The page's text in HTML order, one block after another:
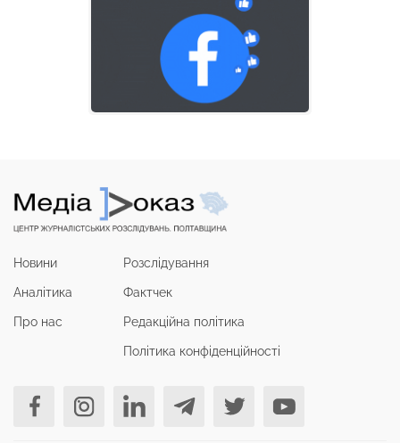
Новини
Аналітика
Про нас
Розслідування
Фактчек
Редакційна політика
Політика конфіденційності